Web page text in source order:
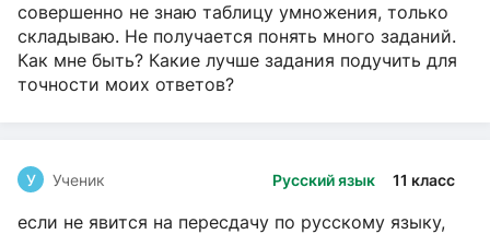
совершенно не знаю таблицу умножения, только
складываю. Не получается понять много заданий.
Как мне быть? Какие лучше задания подучить для
точности моих ответов?
Русский язык 11 класс
У Ученик
если не явится на пересдачу по русскому языку,